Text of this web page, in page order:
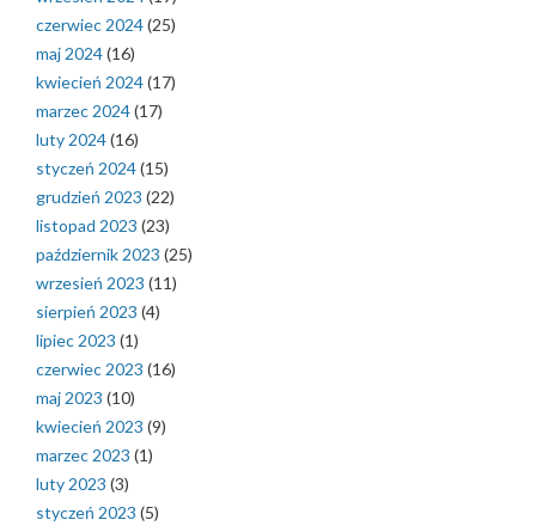
czerwiec 2024(25)
maj 2024(16)
kwiecień 2024(17)
marzec 2024(17)
luty 2024(16)
styczeń 2024(15)
grudzień 2023 (22)
listopad 2023 (23)
październik 2023 (25)
wrzesień 2023 (11)
sierpień 2023 (4)
lipiec 2023 (1)
czerwiec 2023 (16)
maj 2023 (10)
kwiecień 2023 (9)
marzec 2023 (1)
luty 2023 (3)
styczeń 2023 (5)